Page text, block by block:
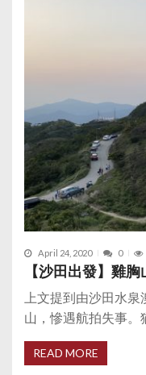
April 24, 2020 0
【沙田出發】雞
上文提到由沙田水
山，慘遇航拍失事。
READ MORE